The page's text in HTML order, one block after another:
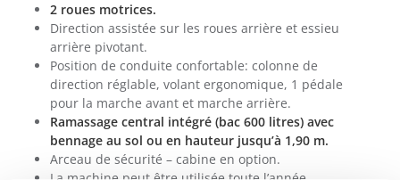
2 roues motrices.
Direction assistée sur les roues arrière et essieu
arrière pivotant.
Position de conduite confortable: colonne de
direction réglable, volant ergonomique, 1 pédale
pour la marche avant et marche arrière.
Ramassage central intégré (bac 600 litres) avec
bennage au sol ou en hauteur jusqu’à 1,90 m.
Arceau de sécurité – cabine en option.